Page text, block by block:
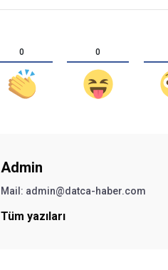
0 0
Admin
Mail: admin@datca-haber.com
Tüm yazıları